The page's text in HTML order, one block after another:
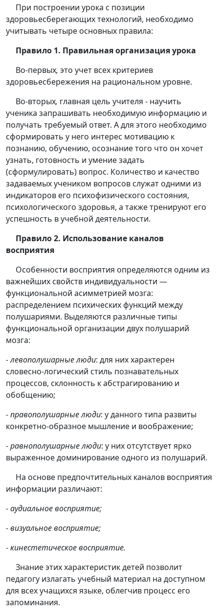
При построении урока с позиции
здоровьесберегающих технологий, необходимо
учитывать четыре основных правила:
Правило 1. Правильная организация урока
Во-первых, это учет всех критериев
здоровьесбережения на рациональном уровне.
Во-вторых, главная цель учителя - научить
ученика запрашивать необходимую информацию и
получать требуемый ответ. А для этого необходимо
сформировать у него интерес мотивацию к
познанию, обучению, осознание того что он хочет
узнать, готовность и умение задать
(сформулировать) вопрос. Количество и качество
задаваемых учеником вопросов служат одними из
индикаторов его психофизического состояния,
психологического здоровья, а также тренируют его
успешность в учебной деятельности.
Правило 2. Использование каналов
восприятия
Особенности восприятия определяются одним из
важнейших свойств индивидуальности —
функциональной асимметрией мозга:
распределением психических функций между
полушариями. Выделяются различные типы
функциональной организации двух полушарий
мозга:
- левополушарные люди: для них характерен
словесно-логический стиль познавательных
процессов, склонность к абстрагированию и
обобщению;
- правополушарные люди: у данного типа развиты
конкретно-образное мышление и воображение;
- равнополушарные люди: у них отсутствует ярко
выраженное доминирование одного из полушарий.
На основе предпочтительных каналов восприятия
информации различают:
- аудиальное восприятие;
- визуальное восприятие;
- кинестетическое восприятие.
Знание этих характеристик детей позволит
педагогу излагать учебный материал на доступном
для всех учащихся языке, облегчив процесс его
запоминания.